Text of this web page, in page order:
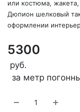
или костюма, жакета,
Дюпион шелковый
оформлении интерьера.
5300
руб.
за метр погонный